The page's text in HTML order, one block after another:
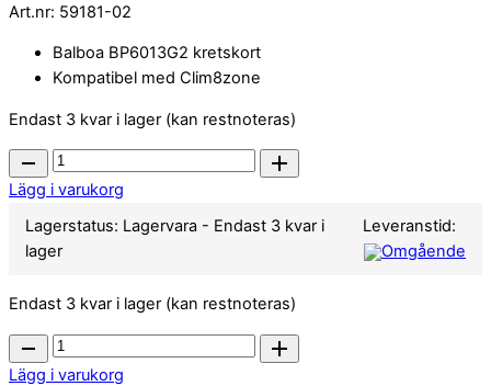
Art.nr: 59181-02
Balboa BP6013G2 kretskort
Kompatibel med Clim8zone
Endast 3 kvar i lager (kan restnoteras)
Balboa
kretskort
C8Z
quantity
Lägg i varukorg
Lagerstatus: Lagervara - Endast 3 kvar i
lager
Leveranstid:
Omgående
Endast 3 kvar i lager (kan restnoteras)
Balboa
kretskort
Lägg i varukorg